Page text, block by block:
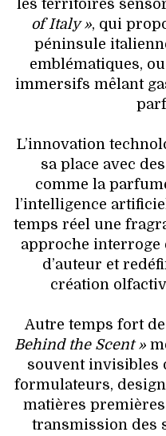
les territoires
of Italy », qui
péninsule
emblématiques,
immersifs mêlant
L’innovation
sa place avec
comme la
l’intelligence
temps réel une
approche
d’auteur et
création
Autre temps fort de
Behind the Scent »
souvent invisibles
formulateurs,
matières
transmission des